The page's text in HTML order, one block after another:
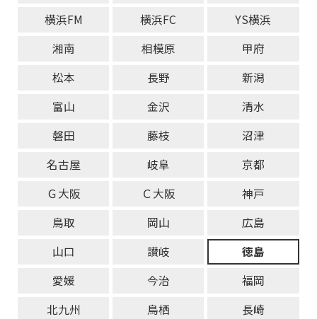
横浜FM
横浜FC
YS横浜
湘南
相模原
甲府
松本
長野
新潟
富山
金沢
清水
磐田
藤枝
沼津
名古屋
岐阜
京都
Ｇ大阪
Ｃ大阪
神戸
鳥取
岡山
広島
山口
讃岐
徳島
愛媛
今治
福岡
北九州
鳥栖
長崎